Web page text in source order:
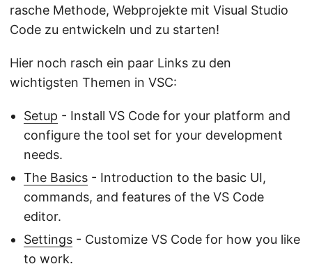
rasche Methode, Webprojekte mit Visual Studio
Code zu entwickeln und zu starten!
Hier noch rasch ein paar Links zu den
wichtigsten Themen in VSC:
Setup - Install VS Code for your platform and
configure the tool set for your development
needs.
The Basics - Introduction to the basic UI,
commands, and features of the VS Code
editor.
Settings - Customize VS Code for how you like
to work.